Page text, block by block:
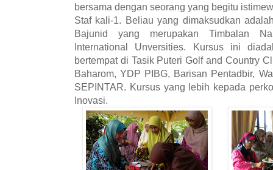
bersama dengan seorang yang begitu
Staf kali-1. Beliau yang dimaksudkan
Bajunid yang merupakan Timbalan
International Unversities. Kursus ini
bertempat di Tasik Puteri Golf and Country
Baharom, YDP PIBG, Barisan Pentadbir,
SEPINTAR. Kursus yang lebih kepada
Inovasi.